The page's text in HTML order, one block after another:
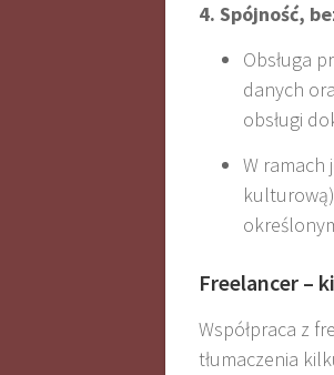
4. Spójność,
Obsługa
danych
obsługi
W ramach
Freelancer –
Współpraca z
tłumaczenia